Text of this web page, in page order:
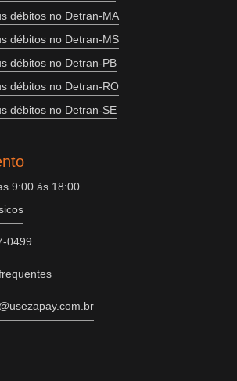
débitos no Detran-MA
débitos no Detran-MS
débitos no Detran-PB
débitos no Detran-RO
débitos no Detran-SE
9:00 às 18:00
0499